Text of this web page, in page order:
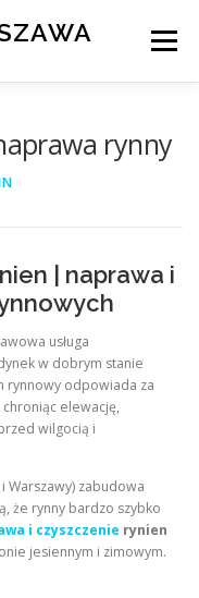
Menu
rynny
| naprawa i
usługa
w dobrym stanie
rynnowy odpowiada za
elewację,
wilgocią i
Warszawy) zabudowa
że rynny bardzo szybko
i czyszczenie rynien
jesiennym i zimowym.